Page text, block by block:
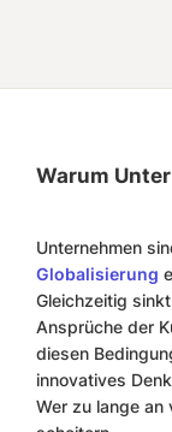
Warum
Unternehmen
Globalisierung
Gleichzeitig
Ansprüche der
diesen
innovatives
Wer zu lange